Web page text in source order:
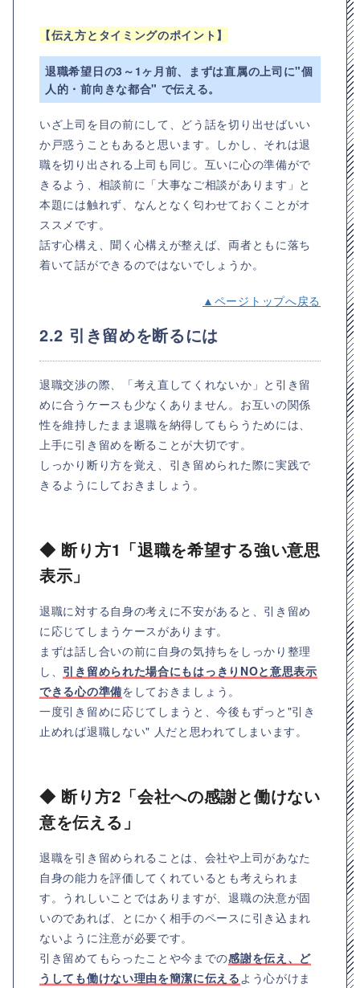
【伝え方とタイミングのポイント】
退職希望日の3～1ヶ月前、まずは直属の上司に"個
人的・前向きな都合" で伝える。
いざ上司を目の前にして、どう話を切り出せばいい
か戸惑うこともあると思います。しかし、それは退
職を切り出される上司も同じ。互いに心の準備がで
きるよう、相談前に「大事なご相談があります」と
本題には触れず、なんとなく匂わせておくことがオ
ススメです。
話す心構え、聞く心構えが整えば、両者ともに落ち
着いて話ができるのではないでしょうか。
▲ページトップへ戻る
2.2 引き留めを断るには
退職交渉の際、「考え直してくれないか」と引き留
めに合うケースも少なくありません。お互いの関係
性を維持したまま退職を納得してもらうためには、
上手に引き留めを断ることが大切です。
しっかり断り方を覚え、引き留められた際に実践で
きるようにしておきましょう。
◆ 断り方1「退職を希望する強い意思
表示」
退職に対する自身の考えに不安があると、引き留め
に応じてしまうケースがあります。
まずは話し合いの前に自身の気持ちをしっかり整理
し、 引き留められた場合にもはっきりNOと意思表示
できる心の準備をしておきましょう。
一度引き留めに応じてしまうと、今後もずっと"引き
止めれば退職しない" 人だと思われてしまいます。
◆ 断り方2「会社への感謝と働けない
意を伝える」
退職を引き留められることは、会社や上司があなた
自身の能力を評価してくれているとも考えられま
す。うれしいことではありますが、退職の決意が固
いのであれば、とにかく相手のペースに引き込まれ
ないように注意が必要です。
引き留めてもらったことや今までの感謝を伝え、ど
うしても働けない理由を簡潔に伝える よう心がけま